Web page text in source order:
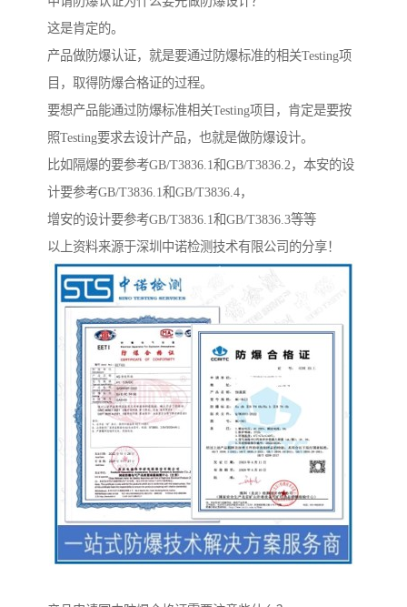
这是肯定的。
产品做防爆认证，就是要通过防爆标准的相关Testing项
目，取得防爆合格证的过程。
要想产品能通过防爆标准相关Testing项目，肯定是要按
照Testing要求去设计产品，也就是做防爆设计。
比如隔爆的要参考GB/T3836.1和GB/T3836.2，本安的设
计要参考GB/T3836.1和GB/T3836.4，
增安的设计要参考GB/T3836.1和GB/T3836.3等等
以上资料来源于深圳中诺检测技术有限公司的分享！